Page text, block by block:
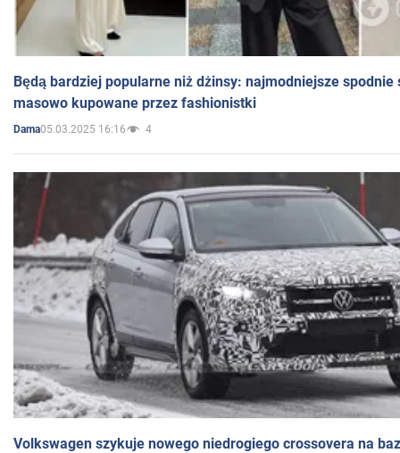
Będą bardziej popularne niż dżinsy: najmodniejsze spodnie
masowo kupowane przez fashionistki
Dama05.03.2025 16:16 4
Volkswagen szykuje nowego niedrogiego crossovera na